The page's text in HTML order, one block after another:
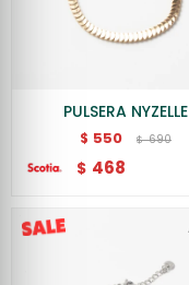
PULSERA NYZELLE
$ 550 $ 690
$ 468